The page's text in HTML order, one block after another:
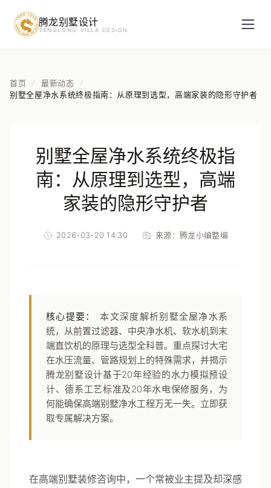
腾龙别墅设计
TENGLONG VILLA DESIGN
首页 / 最新动态 /
别墅全屋净水系统终极指南：从原理到选型，高端家装的隐形守护者
别墅全屋净水系统终极指
南：从原理到选型，高端
家装的隐形守护者
2026-03-20 14:30 来源： 腾龙小编整编
核心提要：
本文深度解析别墅全屋净水系
统，从前置过滤器、中央净水机、软水机到末
端直饮机的原理与选型全科普。重点探讨大宅
在水压流量、管路规划上的特殊需求，并揭示
腾龙别墅设计基于20年经验的水力模拟预设
计、德系工艺标准及20年水电保修服务，为
何能确保高端别墅净水工程万无一失。立即获
取专属解决方案。
在高端别墅装修咨询中，一个常被业主提及却深感
预约设计咨询
房屋面积（㎡）
立即预约